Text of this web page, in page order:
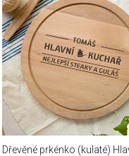
Dřevěné prkénko (kulaté)